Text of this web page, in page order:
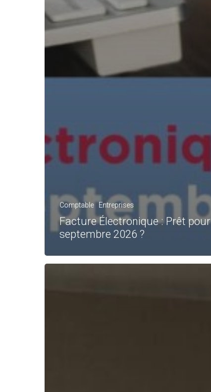
Comptable Entreprises
Facture Électronique : Prêt pour
septembre 2026 ?